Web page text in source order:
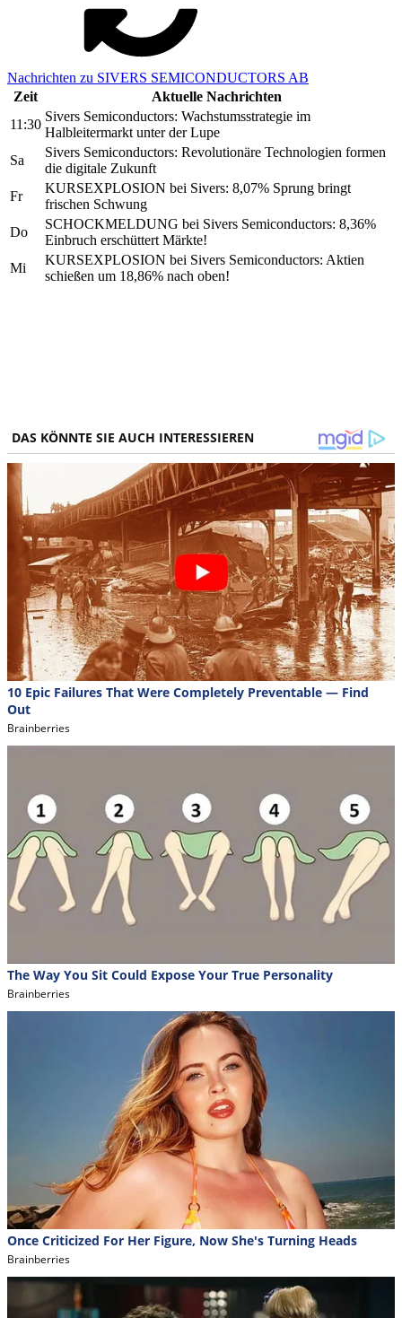
Nachrichten zu SIVERS SEMICONDUCTORS AB
Zeit
Aktuelle Nachrichten
11:30
Sivers Semiconductors: Wachstumsstrategie im
Halbleitermarkt unter der Lupe
Sa
Sivers Semiconductors: Revolutionäre Technologien formen
die digitale Zukunft
Fr
KURSEXPLOSION bei Sivers: 8,07% Sprung bringt
frischen Schwung
Do
SCHOCKMELDUNG bei Sivers Semiconductors: 8,36%
Einbruch erschüttert Märkte!
Mi
KURSEXPLOSION bei Sivers Semiconductors: Aktien
schießen um 18,86% nach oben!